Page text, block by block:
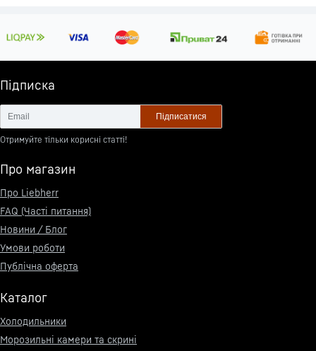
Підписка
Підписатися
Отримуйте тільки корисні статті!
Про магазин
Про Liebherr
FAQ (Часті питання)
Новини / Блог
Умови роботи
Публічна оферта
Каталог
Холодильники
Морозильні камери та скрині